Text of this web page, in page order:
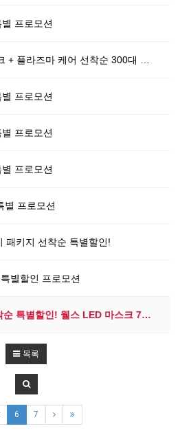
프로모션
+ 플라즈마 케어 선착순 300대 …
프로모션
프로모션
프로모션
별 프로모션
패키지 선착순 특별할인!
별할인 프로모션
순 특별할인! 웰스 LED 마스크 7…
목록
6 7